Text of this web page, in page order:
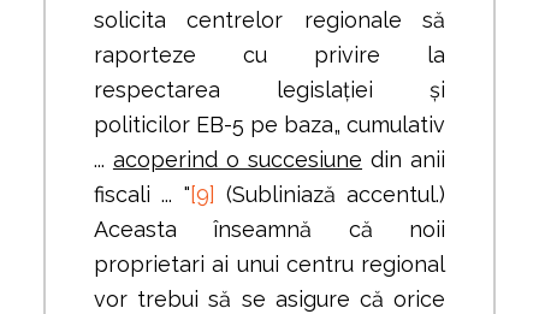
solicita centrelor regionale să
raporteze cu privire la
respectarea legislației și
politicilor EB-5 pe baza„ cumulativ
... acoperind o succesiune din anii
fiscali ... "[9] (Subliniază accentul.)
Aceasta înseamnă că noii
proprietari ai unui centru regional
vor trebui să se asigure că orice